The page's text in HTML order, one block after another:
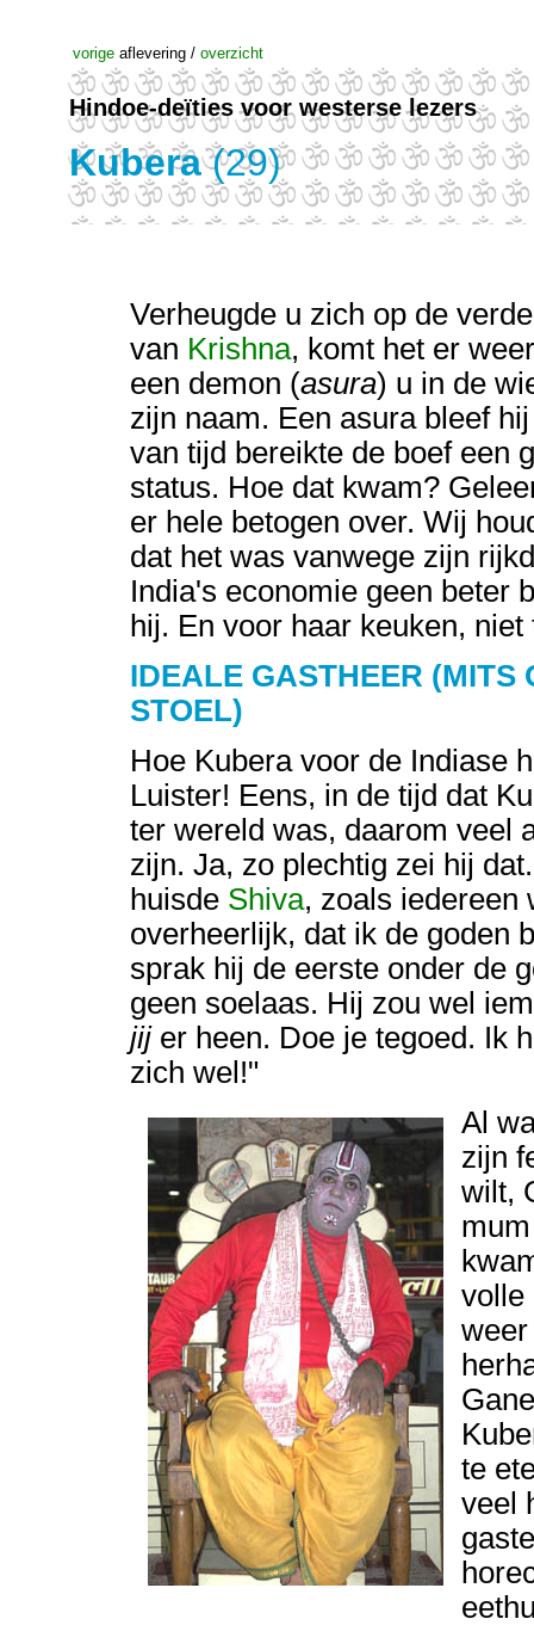
vorige aflevering / overzicht
Hindoe-deïties voor westerse lezers
Kubera(29)
Verheugde u zich op de
van Krishna, komt het er
een demon (asura) u in de
zijn naam. Een asura bleef
van tijd bereikte de boef een
status. Hoe dat kwam?
er hele betogen over. Wij
dat het was vanwege zijn
India's economie geen beter
hij. En voor haar keuken, niet
IDEALE GASTHEER (MITS
STOEL)
Hoe Kubera voor de Indiase
Luister! Eens, in de tijd dat
ter wereld was, daarom veel
zijn. Ja, zo plechtig zei hij
huisde Shiva, zoals iedereen
overheerlijk, dat ik de goden
sprak hij de eerste onder de
geen soelaas. Hij zou wel
jijer heen. Doe je tegoed. Ik
zich wel!"
Al
zijn
wilt,
volle
te
veel